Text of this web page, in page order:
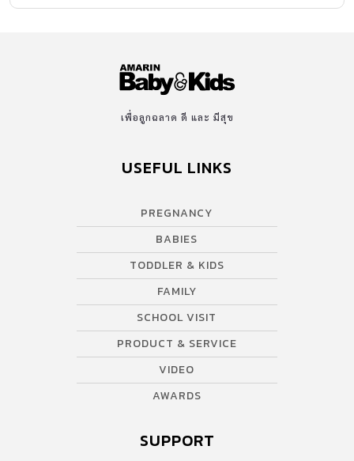
เพื่อลูกฉลาด ดี และ มีสุข
USEFUL LINKS
PREGNANCY
BABIES
TODDLER & KIDS
FAMILY
SCHOOL VISIT
PRODUCT & SERVICE
VIDEO
AWARDS
SUPPORT